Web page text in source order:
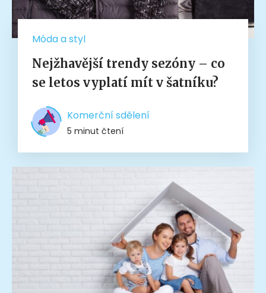
Móda a styl
Nejžhavější trendy sezóny – co
se letos vyplatí mít v šatníku?
Komerční sdělení
5 minut čtení